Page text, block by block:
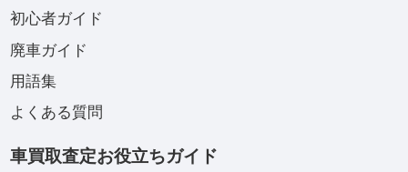
初心者ガイド
廃車ガイド
用語集
よくある質問
車買取査定お役立ちガイド